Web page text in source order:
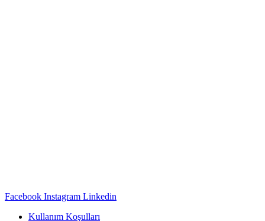
Facebook Instagram Linkedin
Kullanım Koşulları